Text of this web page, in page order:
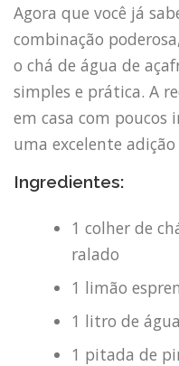
Agora que você já
combinação
o chá de água de
simples e prática. A
em casa com poucos
uma excelente
Ingredientes:
1 colher de
ralado
1 limão
1 litro de água
1 pitada de